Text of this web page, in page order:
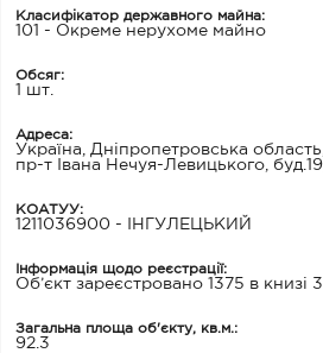
Класифікатор державного майна:
101 - Окреме нерухоме майно
Обсяг:
1 шт.
Адреса:
Україна, Дніпропетровська
пр-т Івана Нечуя-Левицького,
КОАТУУ:
1211036900 - ІНГУЛЕЦЬКИЙ
Інформація щодо реєстрації:
Об’єкт зареєстровано 1375 в книзі
Загальна площа об'єкту, кв.м.:
92.3